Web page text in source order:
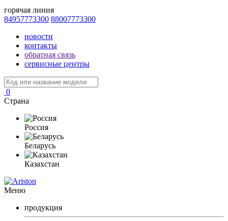
горячая линия
84957773300 88007773300
новости
контакты
обратная связь
сервисные центры
0
Страна
Россия
Беларусь
Казахстан
Меню
продукция